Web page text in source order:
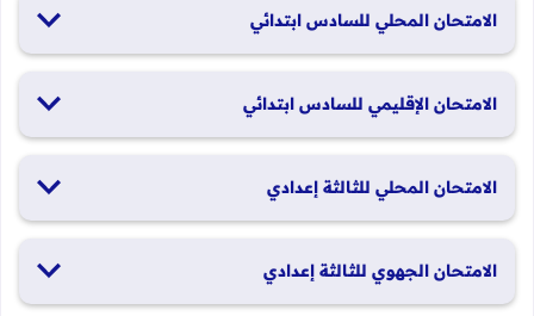
الامتحان المحلي للسادس ابتدائي
الامتحان الإقليمي للسادس ابتدائي
الامتحان المحلي للثالثة إعدادي
الامتحان الجهوي للثالثة إعدادي